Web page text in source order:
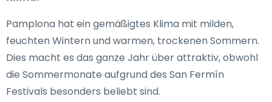
Pamplona hat ein gemäßigtes Klima mit milden,
feuchten Wintern und warmen, trockenen Sommern.
Dies macht es das ganze Jahr über attraktiv, obwohl
die Sommermonate aufgrund des San Fermín
Festivals besonders beliebt sind.